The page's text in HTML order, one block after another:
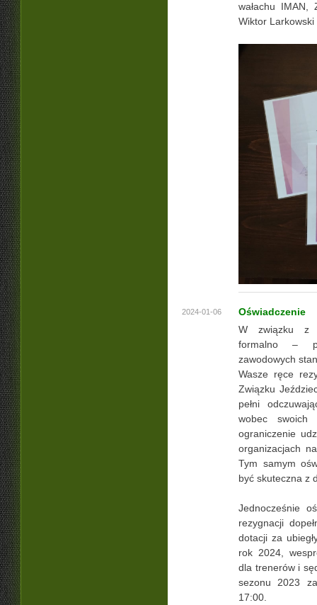
wałachu
Wiktor Larkowski
2024-01-06
Oświadczenie
W związku z
formalno –
zawodowych
Wasze ręce
Związku
pełni
wobec swoich
ograniczenie
organizacjach
Tym samym
być skuteczna z
Jednocześnie
rezygnacji
dotacji za
rok 2024,
dla trenerów i
sezonu 2023
17:00.